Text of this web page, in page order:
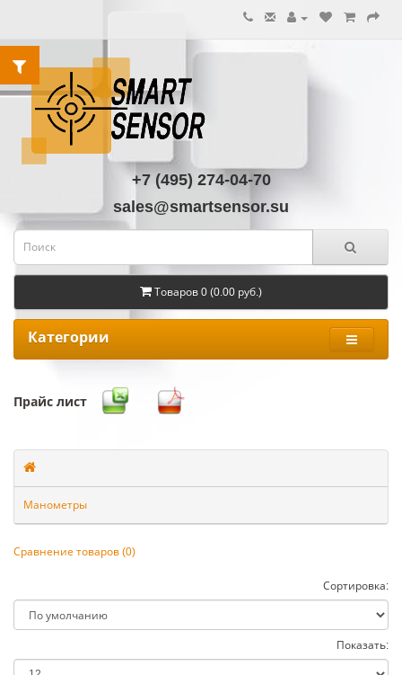
+7 (495) 274-04-70
sales@smartsensor.su
Товаров 0 (0.00 руб.)
Категории
Прайс лист
Манометры
Сравнение товаров (0)
Сортировка:
Показать: